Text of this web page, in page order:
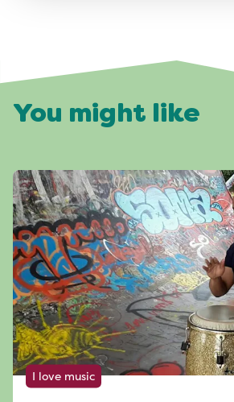
You might like
I love music